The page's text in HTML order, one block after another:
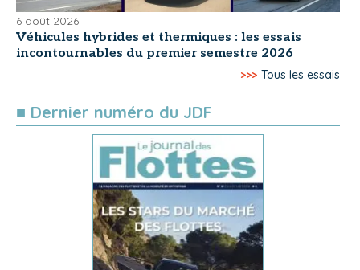
6 août 2026
Véhicules hybrides et thermiques : les essais
incontournables du premier semestre 2026
>>> Tous les essais
■ Dernier numéro du JDF